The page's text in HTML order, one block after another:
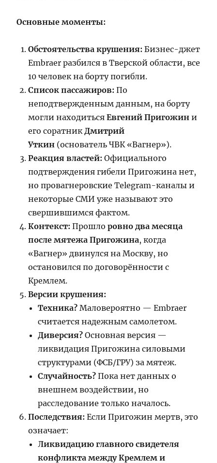
Основные моменты:
Обстоятельства крушения: Бизнес-джет
Embraer разбился в Тверской области, все
10 человек на борту погибли.
Список пассажиров: По
неподтвержденным данным, на борту
могли находитьсяЕвгений Пригожин и
его соратник Дмитрий
Уткин (основатель ЧВК «Вагнер»).
Реакция властей: Официального
подтверждения гибели Пригожина нет,
но провагнеровские Telegram-каналы и
некоторые СМИ уже называют это
свершившимся фактом.
Контекст: Прошлоровно два месяца
после мятежа Пригожина, когда
«Вагнер» двинулся на Москву, но
остановился по договорённости с
Кремлем.
Версии крушения:
Техника? Маловероятно — Embraer
считается надежным самолетом.
Диверсия? Основная версия —
ликвидация Пригожина силовыми
структурами (ФСБ/ГРУ) за мятеж.
Случайность? Пока нет данных о
внешнем воздействии, но
расследование только началось.
Последствия: Если Пригожин мертв, это
означает:
Ликвидацию главного свидетеля
конфликта между Кремлем и